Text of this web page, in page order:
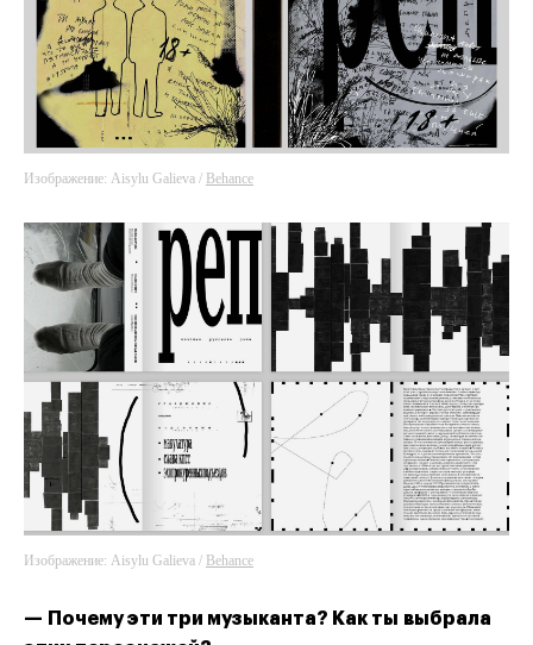
Изображение: Aisylu Galieva / Behance
Изображение: Aisylu Galieva / Behance
— Почему эти три музыканта? Как ты выбрала